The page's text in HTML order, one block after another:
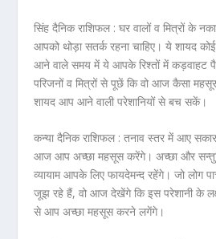
सिंह दैनिक राशिफल : घर वालों व मित्रों के
आपको थोड़ा सतर्क रहना चाहिए। ये शायद
आने वाले समय में ये आपके रिश्तों में कड़वाहट
परिजनों व मित्रों से पूछें कि वो आज कैसा
शायद आप आने वाली परेशानियों से बच सकें।
कन्या दैनिक राशिफल :तनाव स्तर में आए
आज आप अच्छा महसूस करेंगे। अच्छा और
व्यायाम आपके लिए फायदेमन्द रहेंगे। जो लोग
जूझ रहे हैं, वो आज देखेंगे कि इस परेशानी के
से आप अच्छा महसूस करने लगेंगे।